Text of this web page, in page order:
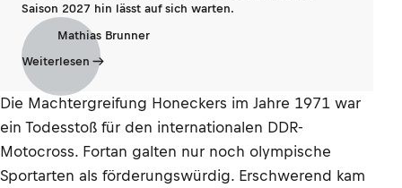
Saison 2027 hin lässt auf sich warten.
Mathias Brunner
Weiterlesen
Die Machtergreifung Honeckers im Jahre 1971 war
ein Todesstoß für den internationalen DDR-
Motocross. Fortan galten nur noch olympische
Sportarten als förderungswürdig. Erschwerend kam